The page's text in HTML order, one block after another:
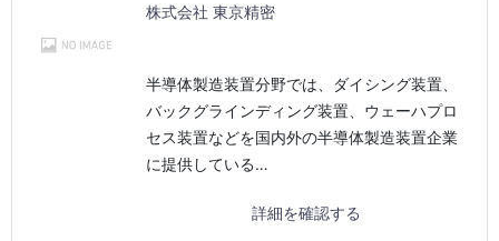
株式会社 東京精密
半導体製造装置分野では、ダイシング装置、
バックグラインディング装置、ウェーハプロ
セス装置などを国内外の半導体製造装置企業
に提供している…
詳細を確認する